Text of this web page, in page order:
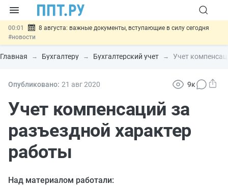
00:01
8 августа: важные документы, вступающие в силу сегодня
#новости
07.08 Подписан закон о блокировке продажи опасных товаров через
«Честный знак»#новости
07.08 Госпошлину за устранение ошибок в документах предлагают
07.08
Разработают единые критерии трудовых и ГПХ-
отношений
#новости
Главная Бухгалтеру Бухгалтерский учет Учет
Опубликовано: 21 авг2020 9к
Учет компенсаций за
разъездной характер
работы
Над материалом работали: